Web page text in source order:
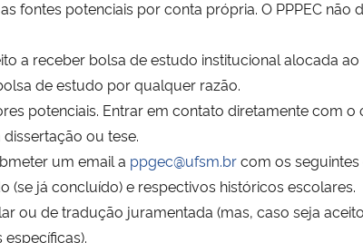
fontes potenciais por conta própria. O PPPEC
a receber bolsa de estudo institucional alocada
de estudo por qualquer razão.
potenciais. Entrar em contato diretamente com
ou tese.
um email a ppgec@ufsm.brcom os
já concluído) e respectivos históricos
ou de tradução juramentada (mas, caso seja